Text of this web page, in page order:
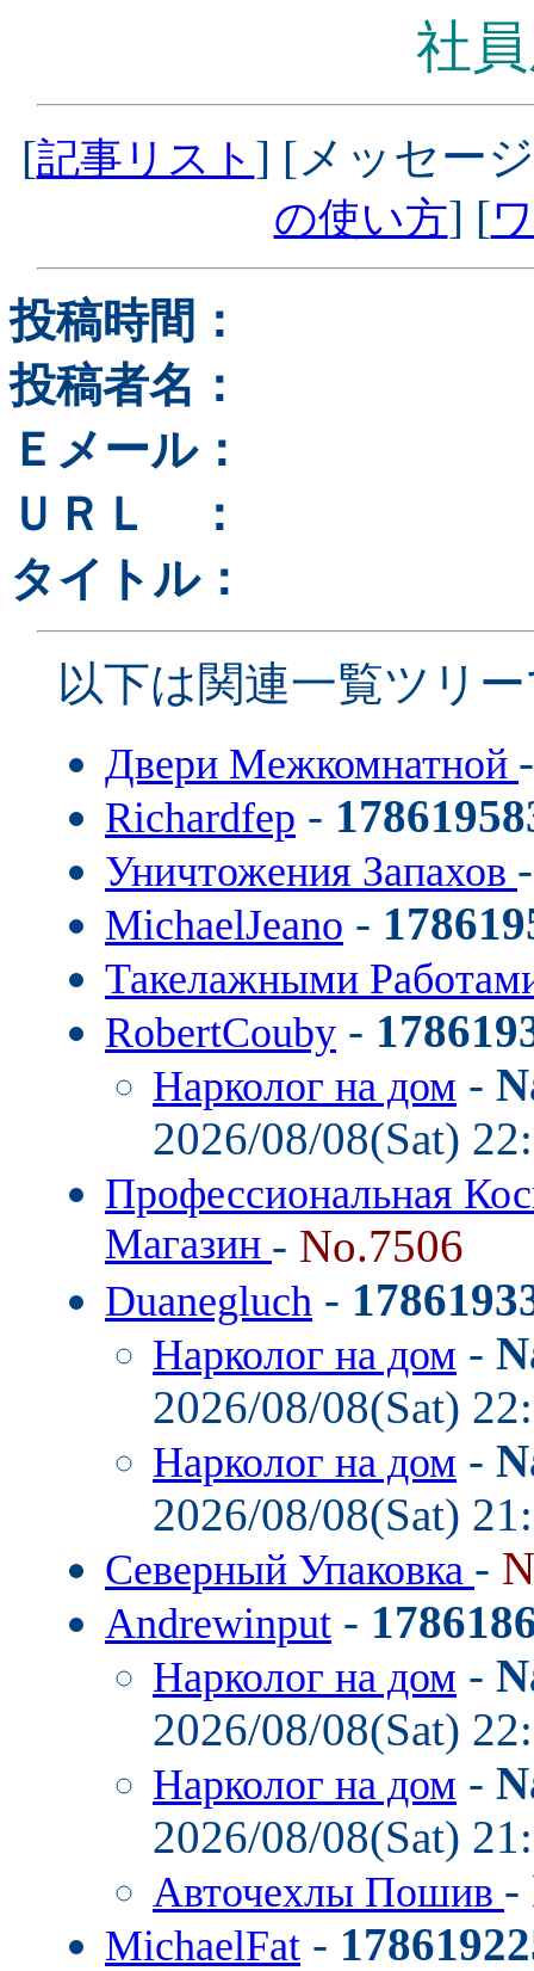
社
[記事リスト ] [メッセー
の使い方] [
投稿時間：
投稿者名：
Ｅメール：
ＵＲＬ ：
タイトル：
以下は関連一覧ツリ
Двери Межкомнатной
Richardfep -
Уничтожения Запахов
MichaelJeano -
Такелажными
RobertCouby -
Нарколог на дом -
2026/08/08(Sat)
Профессиональная
Магазин - No.7506
Duanegluch -
Нарколог на дом -
2026/08/08(Sat)
Нарколог на дом -
2026/08/08(Sat)
Северный Упаковка -
Andrewinput -
Нарколог на дом -
2026/08/08(Sat)
Нарколог на дом -
2026/08/08(Sat)
Авточехлы Пошив -
MichaelFat -